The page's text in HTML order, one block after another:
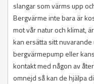
slangar som värms upp
Bergvärme inte bara är
mot vår natur och klimat,
kan ersätta sitt
bergvärmepump eller
kontakt med någon av
omnejd så kan de hjälpa